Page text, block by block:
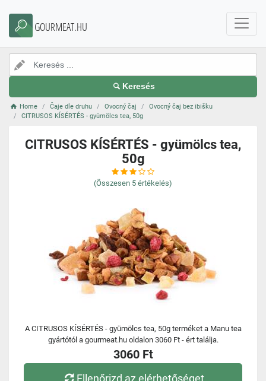
GOURMEAT.HU
Keresés
Home Čaje dle druhu Ovocný čaj
Ovocný čaj bez ibišku
CITRUSOS KÍSÉRTÉS - gyümölcs tea, 50g
CITRUSOS KÍSÉRTÉS - gyümölcs tea,
50g
(Összesen 5 értékelés)
A CITRUSOS KÍSÉRTÉS - gyümölcs tea, 50g terméket a Manu tea
gyártótól a gourmeat.hu oldalon 3060 Ft - ért találja.
3060 Ft
Ellenőrizd az elérhetőséget